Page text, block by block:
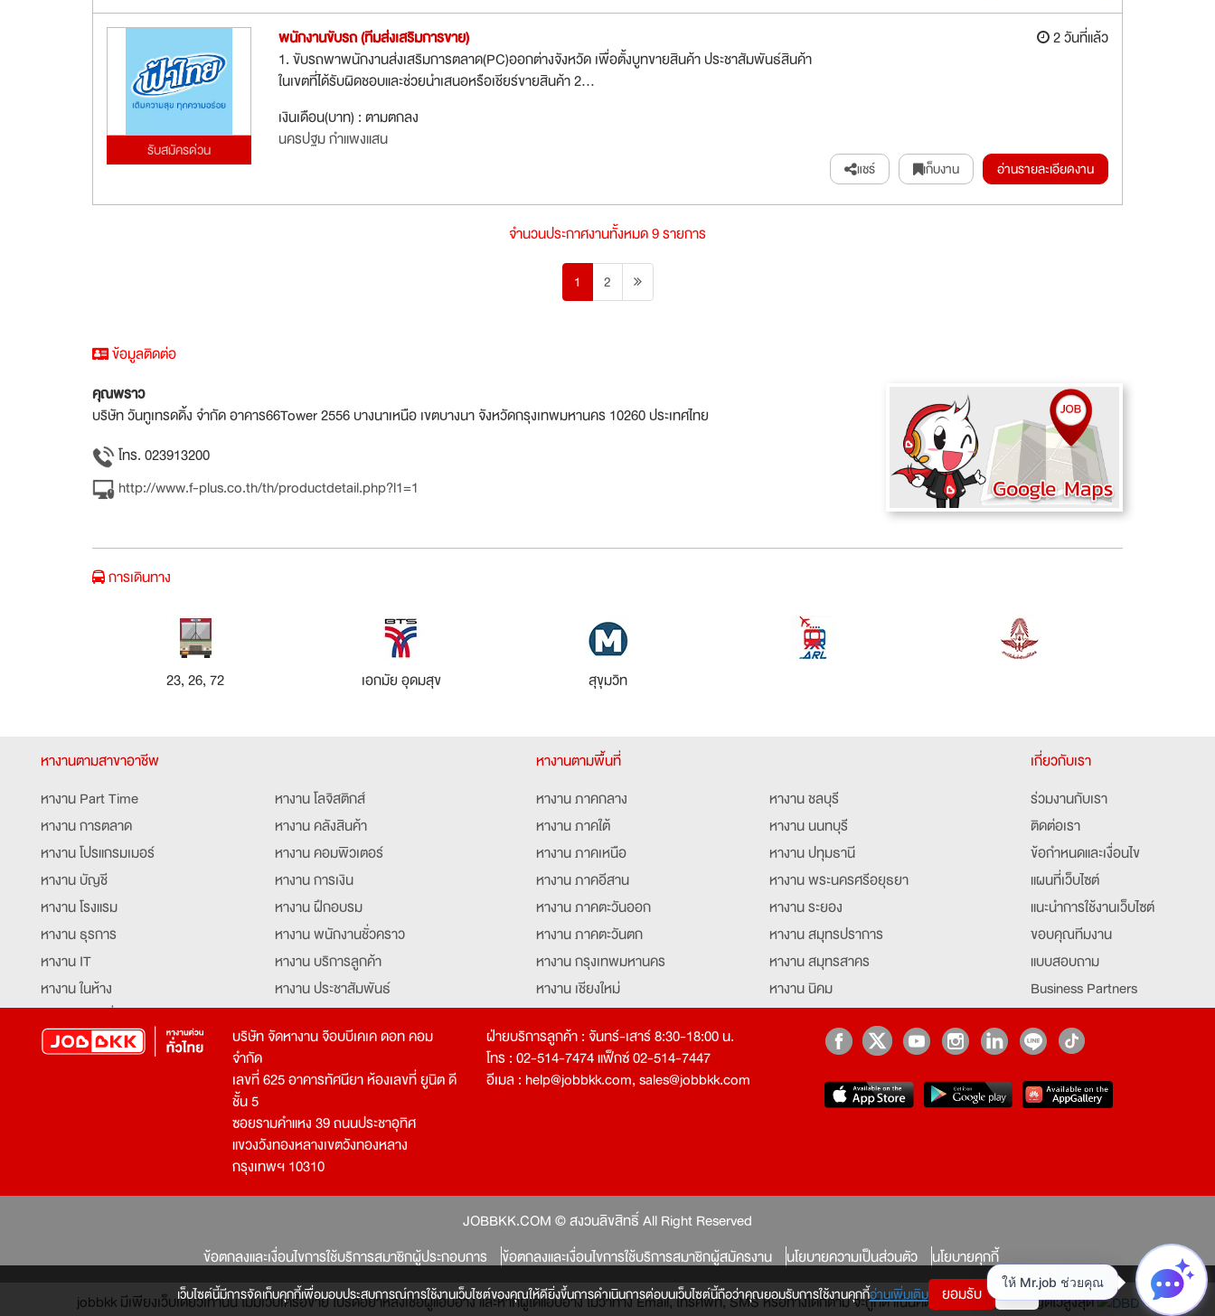
เว็บไซต์นี้มีการจัดเก็บคุกกี้เพื่อมอบประสบการณ์การใช้งานเว็บไซต์ของคุณให้ดียิ่งขึ้นการดำเนินการต่อบนเว็บไซต์นี้ถือว่าคุณยอมรับการใช้งานคุกกี้อ่านเพิ่มเติม ยอมรับ ปิด
รับสมัครด่วน
พนักงานขับรถ (ทีมส่งเสริมการขาย)
1. ขับรถพาพนักงานส่งเสริมการตลาด(PC)ออกต่างจังหวัด เพื่อตั้งบูทขายสินค้า ประชาสัมพันธ์สินค้า
ในเขตที่ได้รับผิดชอบและช่วยนำเสนอหรือเชียร์ขายสินค้า 2...
เงินเดือน(บาท) : ตามตกลง
นครปฐม กำแพงแสน
2 วันที่แล้ว
แชร์ เก็บงาน อ่านรายละเอียดงาน
จำนวนประกาศงานทั้งหมด 9 รายการ
1 2
ข้อมูลติดต่อ
คุณพราว
บริษัท วันทูเทรดดิ้ง จำกัด อาคาร66Tower 2556 บางนาเหนือ เขตบางนา จังหวัดกรุงเทพมหานคร 10260 ประเทศไทย
โทร. 023913200
http://www.f-plus.co.th/th/productdetail.php?l1=1
การเดินทาง
23, 26, 72 เอกมัย อุดมสุข สุขุมวิท
หางานตามสาขาอาชีพ
หางาน Part Time
หางาน การตลาด
หางาน โปรแกรมเมอร์
หางาน บัญชี
หางาน โรงแรม
หางาน ธุรการ
หางาน IT
หางาน ในห้าง
หางาน ท่องเที่ยว
หางาน จัดซื้อ
หางาน เจ้าหน้าที่รักษาความปลอดภัย
โปรแกรมเมอร์
หางาน โลจิสติกส์
หางาน คลังสินค้า
หางาน คอมพิวเตอร์
หางาน การเงิน
หางาน ฝึกอบรม
หางาน พนักงานชั่วคราว
หางาน บริการลูกค้า
หางาน ประชาสัมพันธ์
หางาน รับโทรศัพท์
หางาน ประสานงาน
หางาน จองตั๋ว
หางาน กุ๊ก
หางาน นักศึกษาฝึกงาน
หางาน Mobile Application
Developer
บริการสรรหาพนักงาน
บริษัทจัดหางาน
บริษัทจัดหาพนักงาน
หางานตามพื้นที่
หางาน ภาคกลาง
หางาน ภาคใต้
หางาน ภาคเหนือ
หางาน ภาคอีสาน
หางาน ภาคตะวันออก
หางาน ภาคตะวันตก
หางาน กรุงเทพมหานคร
หางาน เชียงใหม่
หางาน ฉะเชิงเทรา
หางาน ชลบุรี
หางาน นนทบุรี
หางาน ปทุมธานี
หางาน พระนครศรีอยุธยา
หางาน ระยอง
หางาน สมุทรปราการ
หางาน สมุทรสาคร
หางาน นิคม
หางานอยุธยา
เกี่ยวกับเรา
ร่วมงานกับเรา
ติดต่อเรา
ข้อกำหนดและเงื่อนไข
แผนที่เว็บไซต์
แนะนำการใช้งานเว็บไซต์
ขอบคุณทีมงาน
แบบสอบถาม
Business Partners
Partner มหาวิทยาลัย
Job Index
job
บริษัท จัดหางาน จ๊อบบีเคเค ดอท คอม
จำกัด
เลขที่ 625 อาคารทัศนียา ห้องเลขที่ ยูนิต ดี
ชั้น 5
ซอยรามคำแหง 39 ถนนประชาอุทิศ
แขวงวังทองหลางเขตวังทองหลาง
กรุงเทพฯ 10310
ฝ่ายบริการลูกค้า : จันทร์-เสาร์ 8:30-18:00 น.
โทร : 02-514-7474 แฟ็กซ์ 02-514-7447
อีเมล : help@jobbkk.com,sales@jobbkk.com
JOBBKK.COM © สงวนลิขสิทธิ์ All Right Reserved
ข้อตกลงและเงื่อนไขการใช้บริการสมาชิกผู้ประกอบการ
ข้อตกลงและเงื่อนไขการใช้บริการสมาชิกผู้สมัครงาน นโยบายความเป็นส่วนตัว
นโยบายคุกกี้
jobbkk มีเพียงเว็บเดียวเท่านั้น ไม่มีเว็บเครือข่าย โปรดอย่าหลงเชื่อผู้แอบอ้าง และหากผู้ใดแอบอ้าง ไม่ว่าทาง Email, โทรศัพท์, SMS หรือทางใดก็ตาม จะถูกดำเนินคดีตามที่กฎหมายบัญญัติไว้สูงสุด